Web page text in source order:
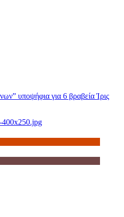
υποψήφια για 6 βραβεία Ίρις